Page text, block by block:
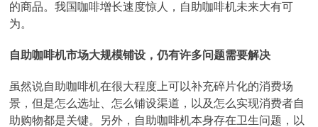
的商品。我国咖啡增长速度惊人，自助咖啡机未来大有可
为。
自助咖啡机市场大规模铺设，仍有许多问题需要解决
虽然说自助咖啡机在很大程度上可以补充碎片化的消费场
景，但是怎么选址、怎么铺设渠道，以及怎么实现消费者自
助购物都是关键。另外，自助咖啡机本身存在卫生问题，以